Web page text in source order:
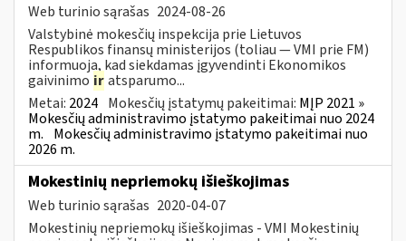
Web turinio sąrašas 2024-08-26
Valstybinė mokesčių inspekcija prie Lietuvos
Respublikos finansų ministerijos (toliau — VMI prie FM)
informuoja, kad siekdamas įgyvendinti Ekonomikos
gaivinimo iratsparumo...
Metai: 2024 Mokesčių įstatymų pakeitimai: MĮP 2021 »
Mokesčių administravimo įstatymo pakeitimai nuo 2024
m. Mokesčių administravimo įstatymo pakeitimai nuo
2026 m.
Mokestinių nepriemokų išieškojimas
Web turinio sąrašas 2020-04-07
Mokestinių nepriemokų išieškojimas - VMI Mokestinių